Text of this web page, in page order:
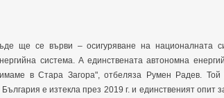
ще се върви – осигуряване на националната
система. А единствената автономна
в Стара Загора", отбеляза Румен Радев. Той
България е изтекла през 2019 г. и единственият опит